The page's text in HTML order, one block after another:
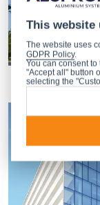
This website
The website uses
GDPR Policy.
You can consent
"Accept all" button
selecting the